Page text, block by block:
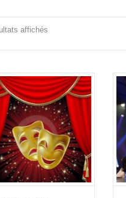
affichés
au
plus
ancien